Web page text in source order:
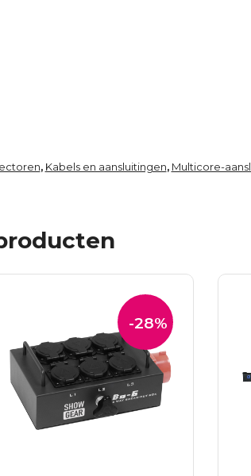
, Kabels en aansluitingen, Multicore-
-28%